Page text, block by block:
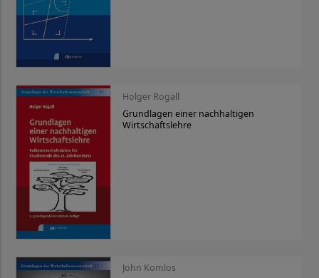
Holger Rogall
Grundlagen einer nachhaltigen
Wirtschaftslehre
John Komlos